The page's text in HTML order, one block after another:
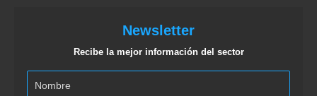
Newsletter
Recibe la mejor información del sector